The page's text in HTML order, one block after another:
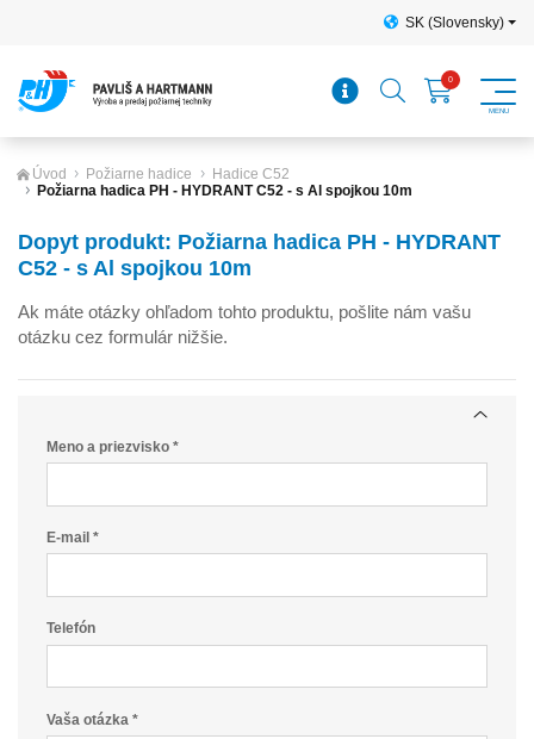
SK (Slovensky)
Úvod Požiarne hadice
Hadice C52
Požiarna hadica PH - HYDRANT C52 - s Al spojkou 10m
Dopyt produkt: Požiarna hadica PH - HYDRANT
C52 - s Al spojkou 10m
Ak máte otázky ohľadom tohto produktu, pošlite nám vašu
otázku cez formulár nižšie.
Meno a priezvisko *
E-mail *
Telefón
Vaša otázka *